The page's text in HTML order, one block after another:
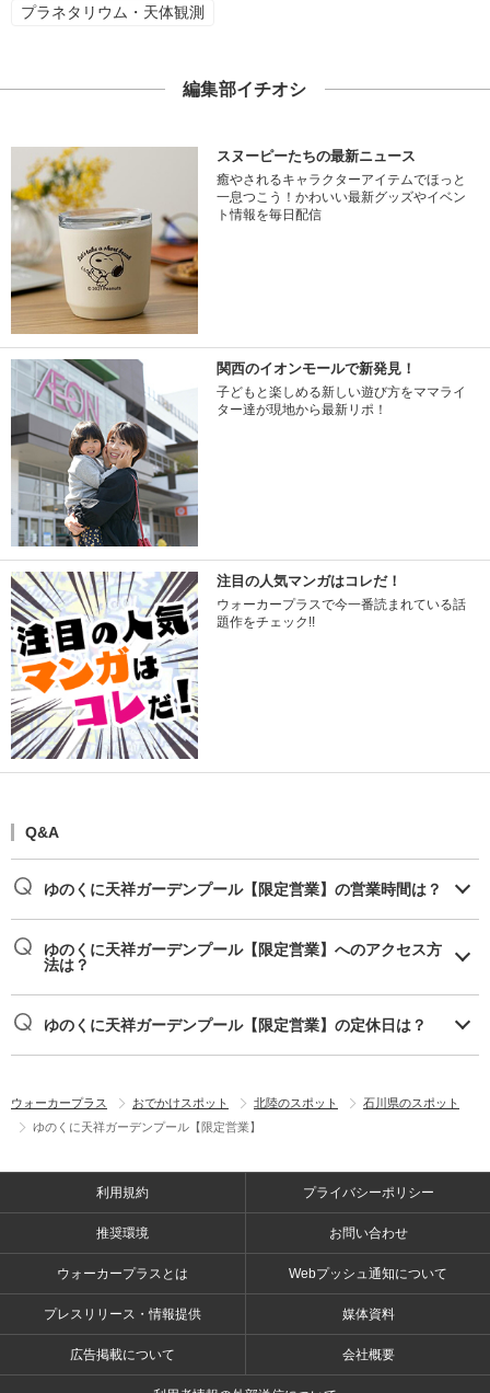
プラネタリウム・天体観測
編集部イチオシ
スヌーピーたちの最新ニュース
癒やされるキャラクターアイテムでほっと
一息つこう！かわいい最新グッズやイベン
ト情報を毎日配信
関西のイオンモールで新発見！
子どもと楽しめる新しい遊び方をママライ
ター達が現地から最新リポ！
注目の人気マンガはコレだ！
ウォーカープラスで今一番読まれている話
題作をチェック!!
Q&A
ゆのくに天祥ガーデンプール【限定営業】の営業時間は？
ゆのくに天祥ガーデンプール【限定営業】へのアクセス方
法は？
ゆのくに天祥ガーデンプール【限定営業】の定休日は？
ウォーカープラス おでかけスポット 北陸のスポット
石川県のスポット
ゆのくに天祥ガーデンプール【限定営業】
利用規約 プライバシーポリシー
推奨環境 お問い合わせ
ウォーカープラスとは Webプッシュ通知について
プレスリリース・情報提供 媒体資料
広告掲載について 会社概要